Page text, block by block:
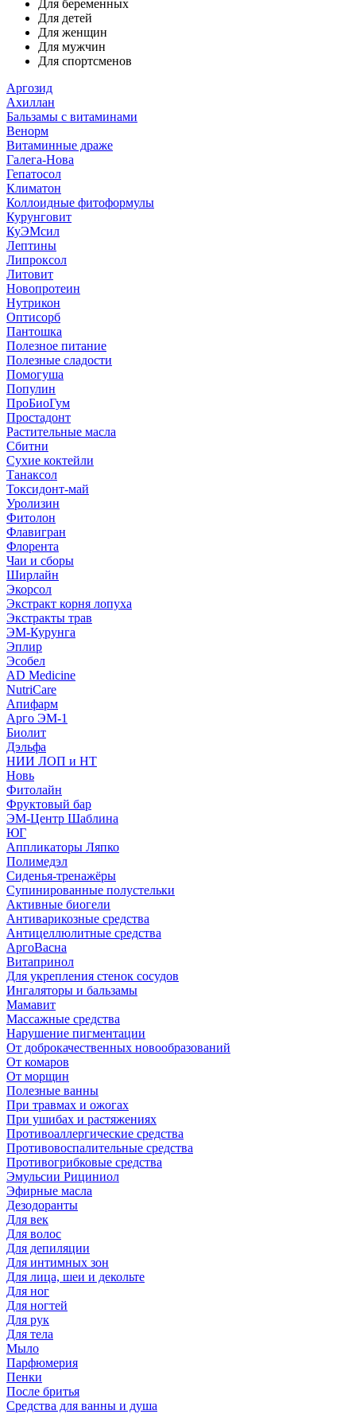
Для беременных
Для детей
Для женщин
Для мужчин
Для спортсменов
Аргозид
Ахиллан
Бальзамы с витаминами
Венорм
Витаминные драже
Галега-Нова
Гепатосол
Климатон
Коллоидные фитоформулы
Курунговит
КуЭМсил
Лептины
Липроксол
Литовит
Новопротеин
Нутрикон
Оптисорб
Пантошка
Полезное питание
Полезные сладости
Помогуша
Популин
ПроБиоГум
Простадонт
Растительные масла
Сбитни
Сухие коктейли
Танаксол
Токсидонт-май
Уролизин
Фитолон
Флавигран
Флорента
Чаи и сборы
Ширлайн
Экорсол
Экстракт корня лопуха
Экстракты трав
ЭМ-Курунга
Эплир
Эсобел
AD Medicine
NutriCare
Апифарм
Арго ЭМ-1
Биолит
Дэльфа
НИИ ЛОП и НТ
Новь
Фитолайн
Фруктовый бар
ЭМ-Центр Шаблина
ЮГ
Аппликаторы Ляпко
Полимедэл
Сиденья-тренажёры
Супинированные полустельки
Активные биогели
Антиварикозные средства
Антицеллюлитные средства
АргоВасна
Витапринол
Для укрепления стенок сосудов
Ингаляторы и бальзамы
Мамавит
Массажные средства
Нарушение пигментации
От доброкачественных новообразований
От комаров
От морщин
Полезные ванны
При травмах и ожогах
При ушибах и растяжениях
Противоаллергические средства
Противовоспалительные средства
Противогрибковые средства
Эмульсии Рициниол
Эфирные масла
Дезодоранты
Для век
Для волос
Для депиляции
Для интимных зон
Для лица, шеи и декольте
Для ног
Для ногтей
Для рук
Для тела
Мыло
Парфюмерия
Пенки
После бритья
Средства для ванны и душа